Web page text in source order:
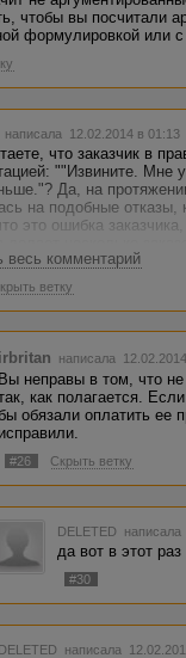
чтобы вы посчитали
формулировкой или с
написала 12.02.2014 в
что заказчик в
""Извините. Мне
Да, на
на подобные
это ошибка
ему
весь комментарий
ветку
irbritan написала
Вы неправы в том, что
как полагается.
обязали оплатить ее
исправили.
#26 Скрыть ветку
DELETED
да вот в этот
#30
DELETED написала